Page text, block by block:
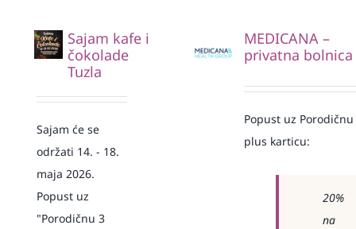
Sajam kafe i
čokolade
Tuzla
Sajam će se
održati 14. - 18.
maja 2026.
Popust uz
"Porodičnu 3
MEDICANA –
privatna bolnica
Popust uz Porodičnu
plus karticu:
20%
na